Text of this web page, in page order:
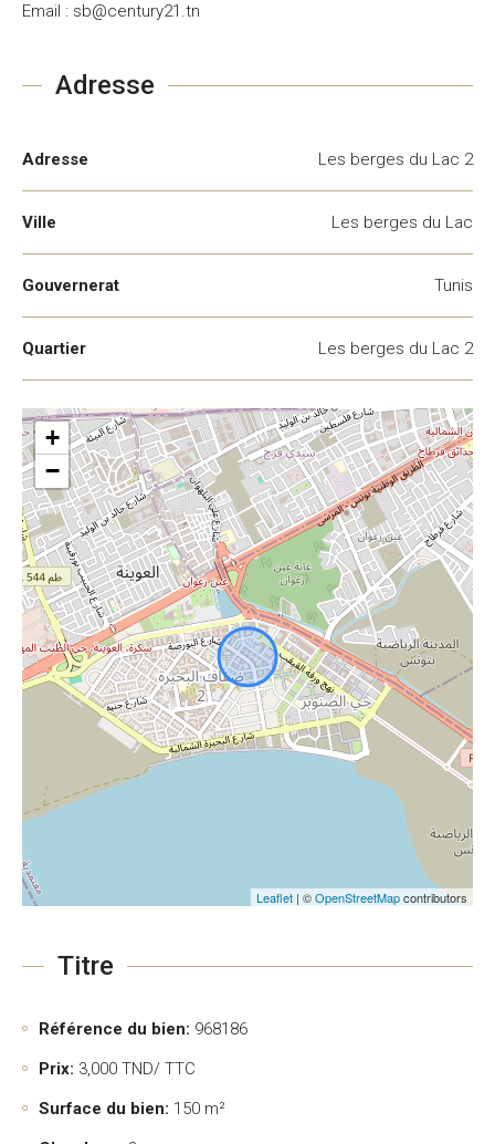
Email : sb@century21.tn
Adresse
Adresse Les berges du Lac 2
Ville Les berges du Lac
Gouvernerat Tunis
Quartier Les berges du Lac 2
+
−
Leaflet | ©OpenStreetMapcontributors
Titre
Référence du bien: 968186
Prix: 3,000 TND/ TTC
Surface du bien: 150 m²